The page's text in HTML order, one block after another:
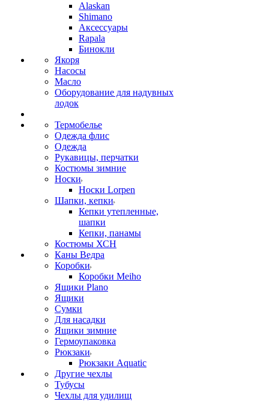
Alaskan
Shimano
Аксессуары
Rapala
Бинокли
Якоря
Насосы
Масло
Оборудование для надувных
лодок
Термобелье
Одежда флис
Одежда
Рукавицы, перчатки
Костюмы зимние
Носки
Носки Lorpen
Шапки, кепки
Кепки утепленные,
шапки
Кепки, панамы
Костюмы ХСН
Каны Ведра
Коробки
Коробки Meiho
Ящики Plano
Ящики
Сумки
Для насадки
Ящики зимние
Гермоупаковка
Рюкзаки
Рюкзаки Aquatic
Другие чехлы
Тубусы
Чехлы для удилищ